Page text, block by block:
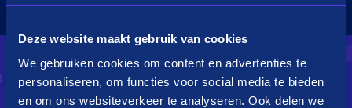
Deze website maakt gebruik van cookies
We gebruiken cookies om content en advertenties te
personaliseren, om functies voor social media te bieden
en om ons websiteverkeer te analyseren. Ook delen we